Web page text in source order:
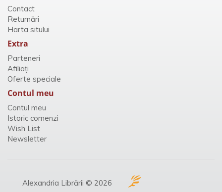
Contact
Returnări
Harta sitului
Extra
Parteneri
Afiliaţi
Oferte speciale
Contul meu
Contul meu
Istoric comenzi
Wish List
Newsletter
Alexandria Librării © 2026